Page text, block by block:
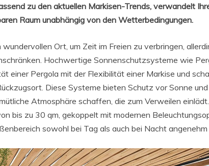
zu den aktuellen Markisen-Trends, verwandelt
Raum unabhängig von den Wetterbedingungen.
Ort, um Zeit im Freien zu verbringen,
Hochwertige Sonnenschutzsysteme wie
einer Pergola mit der Flexibilität einer Markise und
Diese Systeme bieten Schutz vor Sonne
Atmosphäre schaffen, die zum Verweilen
bis zu 30 qm, gekoppelt mit modernen
sowohl bei Tag als auch bei Nacht